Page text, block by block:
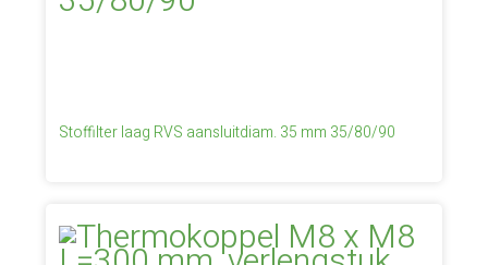
Stoffilter laag RVS aansluitdiam. 35 mm 35/80/90